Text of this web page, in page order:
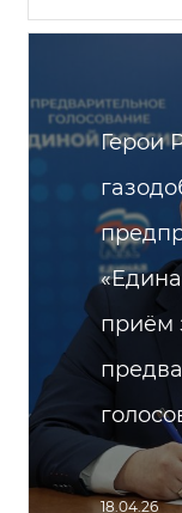
Герои
приём
18.04.26